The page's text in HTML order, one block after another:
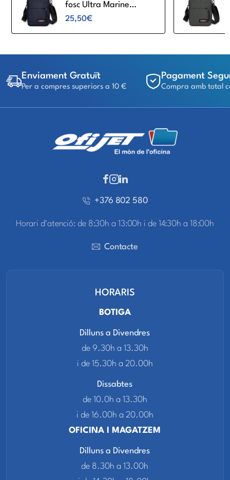
fosc Ultra Marine
Eastpak The One
25,50€
Enviament Gratuït
Per a compres superiors a 10 €
Pagament
Compra amb total
+376 802 580
Horari d'atenció: de 8:30h a 13:00h i de 14:30h a 18:00h
Contacte
HORARIS
BOTIGA
Dilluns a Divendres
de 9.30h a 13.30h
i de 15.30h a 20.00h
Dissabtes
de 10.0h a 13.30h
i de 16.00h a 20.00h
OFICINA I MAGATZEM
Dilluns a Divendres
de 8.30h a 13.00h